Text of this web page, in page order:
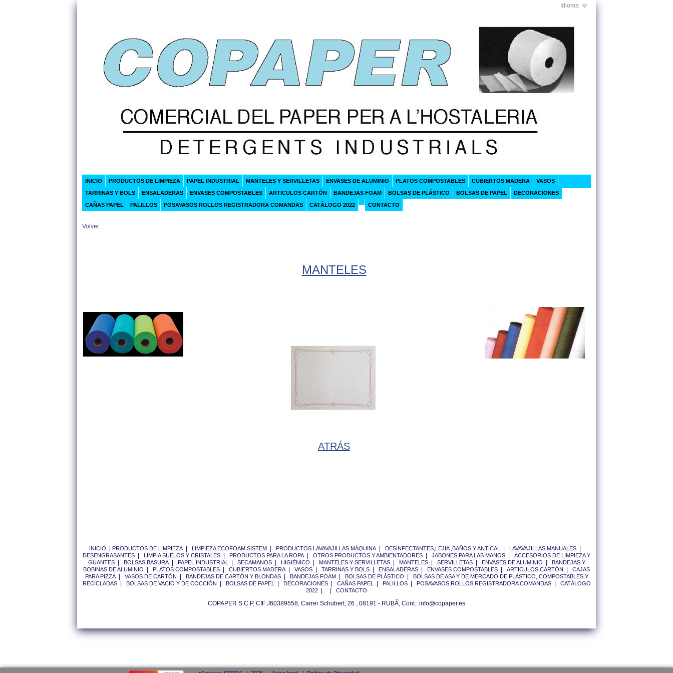
Idioma
INICIO PRODUCTOS DE LIMPIEZA PAPEL INDUSTRIAL MANTELES Y SERVILLETAS ENVASES DE ALUMINIO PLATOS COMPOSTABLES CUBIERTOS MADERA
VASOS
TARRINAS Y BOLS
ENSALADERAS ENVASES COMPOSTABLES ARTICULOS CARTÓN BANDEJAS FOAM BOLSAS DE PLÁSTICO BOLSAS DE PAPEL
DECORACIONES
CAÑAS PAPEL
PALILLOS POSAVASOS ROLLOS REGISTRADORA COMANDAS CATÁLOGO 2022 CONTACTO
Volver.
MANTELES
ATRÁS
INICIO PRODUCTOS DE LIMPIEZA| LIMPIEZA ECOFOAM SISTEM PRODUCTOS LAVAVAJILLAS MÁQUINA| DESINFECTANTES,LEJIA ,BAÑOS Y ANTICAL LAVAVAJILLAS MANUALES
DESENGRASANTES LIMPIA SUELOS Y CRISTALES PRODUCTOS PARA LA ROPA| OTROS PRODUCTOS Y AMBIENTADORES JABONES PARA LAS MANOS
ACCESORIOS DE LIMPIEZA Y
GUANTES| BOLSAS BASURA| PAPEL INDUSTRIAL | SECAMANOS| HIGIÉNICO MANTELES Y SERVILLETAS| MANTELES| SERVILLETAS| ENVASES DE ALUMINIO
BANDEJAS Y
BOBINAS DE ALUMINIO
PLATOS COMPOSTABLES CUBIERTOS MADERA| VASOS TARRINAS Y BOLS ENSALADERAS ENVASES COMPOSTABLES ARTICULOS CARTÓN
CAJAS
PARA PIZZA| VASOS DE CARTÓN BANDEJAS DE CARTÓN Y BLONDAS| BANDEJAS FOAM| BOLSAS DE PLÁSTICO
BOLSAS DE ASA Y DE MERCADO DE PLÁSTICO, COMPOSTABLES Y
RECICLADAS| BOLSAS DE VACIO Y DE COCCIÓN BOLSAS DE PAPEL | DECORACIONES| CAÑAS PAPEL | PALILLOS| POSAVASOS ROLLOS REGISTRADORA COMANDAS|
CATÁLOGO
2022
CONTACTO
COPAPER S.C.P, CIF:J60389558, Carrer Schubert, 26 , 08191 - RUBÃ, Cont.: info@copaper.es